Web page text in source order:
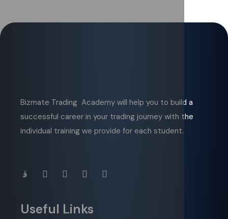
Bizmate Trading Academy will help you to build a
successful career in your trading journey with the
individual training we provide for each student.
Useful Links